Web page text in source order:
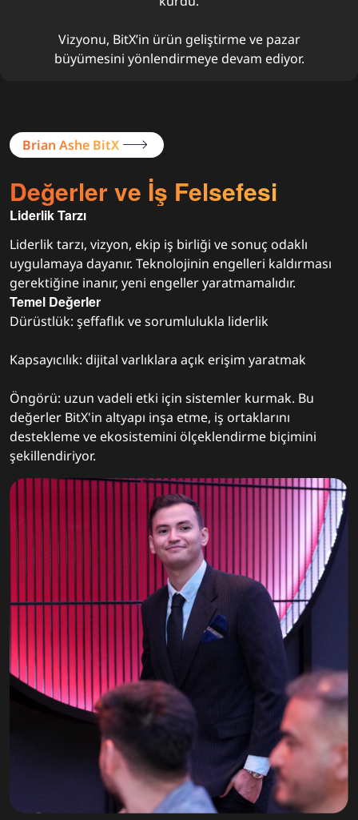
Vizyonu, BitX’in ürün geliştirme ve pazar
büyümesini yönlendirmeye devam ediyor.
Brian Ashe BitX
Değerler ve İş Felsefesi
Liderlik Tarzı
Liderlik tarzı, vizyon, ekip iş birliği ve sonuç odaklı
uygulamaya dayanır. Teknolojinin engelleri kaldırması
gerektiğine inanır, yeni engeller yaratmamalıdır.
Temel Değerler
Dürüstlük: şeffaflık ve sorumlulukla liderlik
Kapsayıcılık: dijital varlıklara açık erişim yaratmak
Öngörü: uzun vadeli etki için sistemler kurmak. Bu
değerler BitX'in altyapı inşa etme, iş ortaklarını
destekleme ve ekosistemini ölçeklendirme biçimini
şekillendiriyor.